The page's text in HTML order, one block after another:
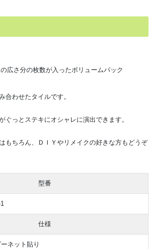
広さ分の枚数が入ったボリュームパック
合わせたタイルです。
ぐっとステキにオシャレに演出できます。
もちろん、ＤＩＹやリメイクの好きな方もどうぞ
型番
仕様
ネット貼り